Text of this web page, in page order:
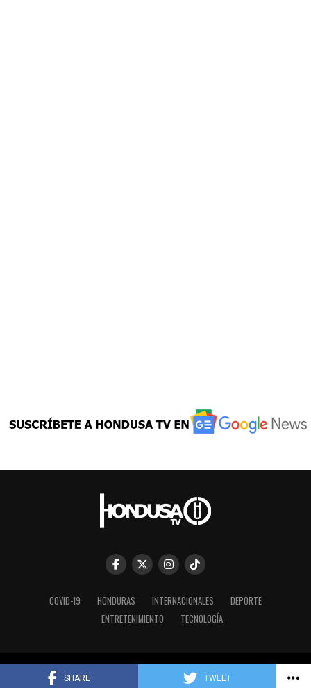
SHARE TWEET
COVID-19 HONDURAS INTERNACIONALES
DEPORTE
ENTRETENIMIENTO
TECNOLOGÍA
Copyright © 2023 HONDUSA TV INC.